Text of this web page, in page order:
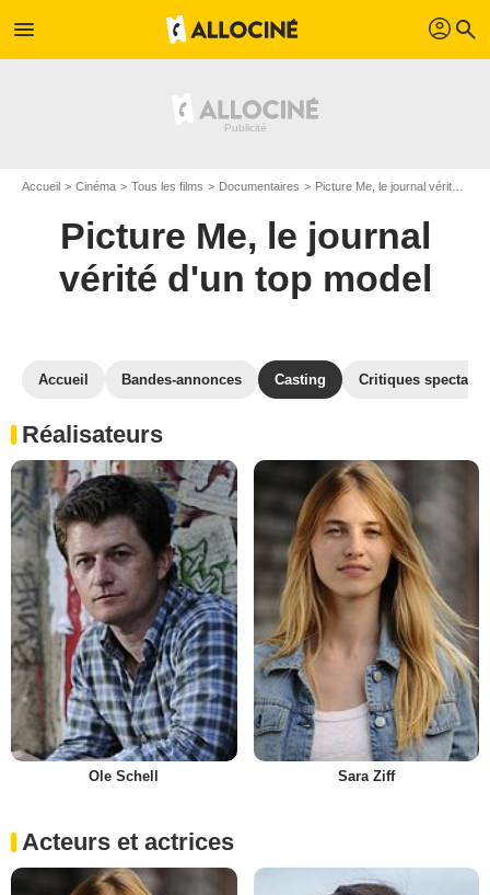
menu profil search
Accueil Cinéma Tous les films Documentaires Picture Me, le journal vérité d'un top model
Picture Me, le journal
vérité d'un top model
Accueil Bandes-annonces Casting Critiques
Réalisateurs
Ole Schell Sara Ziff
Acteurs et actrices